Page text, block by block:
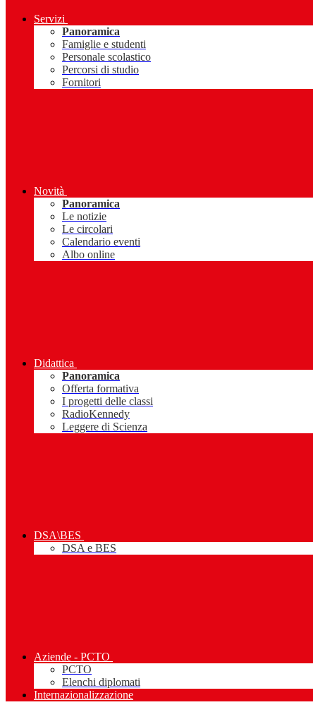
Servizi
Panoramica
Famiglie e studenti
Personale scolastico
Percorsi di studio
Fornitori
Novità
Panoramica
Le notizie
Le circolari
Calendario eventi
Albo online
Didattica
Panoramica
Offerta formativa
I progetti delle classi
RadioKennedy
Leggere di Scienza
DSA\BES
DSA e BES
Aziende - PCTO
PCTO
Elenchi diplomati
Internazionalizzazione